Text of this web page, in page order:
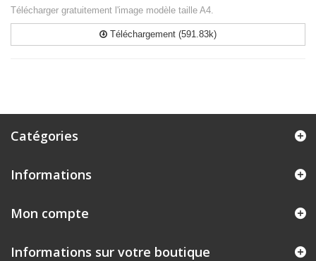
Télécharger gratuitement l'image modèle taille A4.
Téléchargement (591.83k)
Catégories
Informations
Mon compte
Informations sur votre boutique